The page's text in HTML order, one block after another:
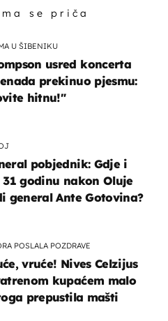
se priča
U ŠIBENIKU
usred koncerta
prekinuo pjesmu:
hitnu!"
pobjednik: Gdje i
31 godinu nakon Oluje
general Ante Gotovina?
POSLALA POZDRAVE
vruće! Nives Celzijus
kupaćem malo
prepustila mašti